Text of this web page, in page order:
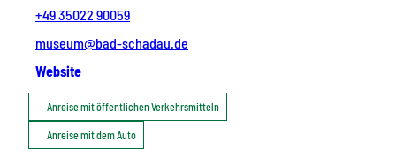
+49 35022 90059
museum@bad-schadau.de
Website
Anreise mit öffentlichen Verkehrsmitteln
Anreise mit dem Auto